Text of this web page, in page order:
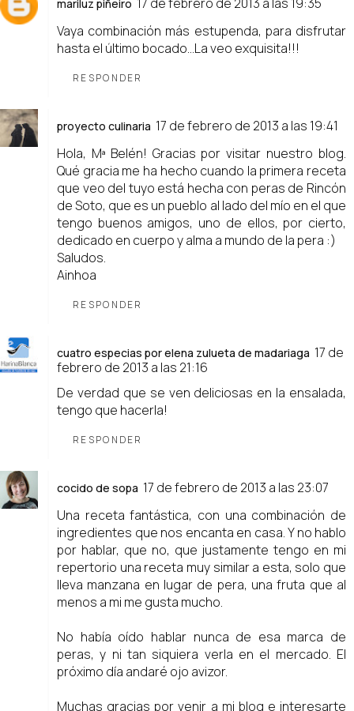
mariluz piñeiro 17 de febrero de 2013 a las 19:35
Vaya combinación más estupenda, para disfrutar
hasta el último bocado...La veo exquisita!!!
RESPONDER
proyecto culinaria 17 de febrero de 2013 a las 19:41
Hola, Mª Belén! Gracias por visitar nuestro blog.
Qué gracia me ha hecho cuando la primera receta
que veo del tuyo está hecha con peras de Rincón
de Soto, que es un pueblo al lado del mío en el que
tengo buenos amigos, uno de ellos, por cierto,
dedicado en cuerpo y alma a mundo de la pera :)
Saludos.
Ainhoa
RESPONDER
cuatro especias por elena zulueta de madariaga 17 de
febrero de 2013 a las 21:16
De verdad que se ven deliciosas en la ensalada,
tengo que hacerla!
RESPONDER
cocido de sopa 17 de febrero de 2013 a las 23:07
Una receta fantástica, con una combinación de
ingredientes que nos encanta en casa. Y no hablo
por hablar, que no, que justamente tengo en mi
repertorio una receta muy similar a esta, solo que
lleva manzana en lugar de pera, una fruta que al
menos a mi me gusta mucho.
No había oído hablar nunca de esa marca de
peras, y ni tan siquiera verla en el mercado. El
próximo día andaré ojo avizor.
Muchas gracias por venir a mi blog e interesarte